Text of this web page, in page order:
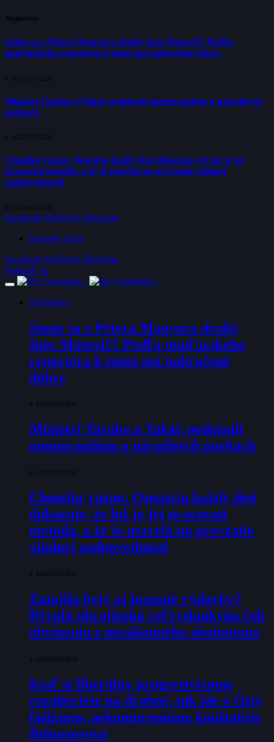
Najnovšie
Stane sa z Pétera Magyara druhý Igor Matovič? Podľa
maďarského reportéra k tomu má nakročené dobre
6. AUGUSTA 2026
Ministri Taraba a Takáč podpísali memorandum o národných
parkoch
6. AUGUSTA 2026
Chmelár rázne: Opozícia každý deň dokazuje, že lož je jej
pracovná metóda, a že je nezrelá na prevzatie vládnej
zodpovednosti
6. AUGUSTA 2026
FacebookYouTube Telegram
Inzerujte u nás
FacebookYouTube Telegram
Prihlásiť sa
Slovensko
Stane sa z Pétera Magyara druhý
Igor Matovič? Podľa maďarského
reportéra k tomu má nakročené
dobre
6. AUGUSTA 2026
Ministri Taraba a Takáč podpísali
memorandum o národných parkoch
6. AUGUSTA 2026
Chmelár rázne: Opozícia každý deň
dokazuje, že lož je jej pracovná
metóda, a že je nezrelá na prevzatie
vládnej zodpovednosti
6. AUGUSTA 2026
Zatajila byty aj luxusné výdavky?
Bývalá ukrajinská veľvyslankyňa čelí
obvineniu z nezákonného obohatenia
6. AUGUSTA 2026
Keď si liberálny progresivizmus
rozoberiete na drobné, tak ide o čistý
fašizmus, nekompromisne konštatuje
Belousovová